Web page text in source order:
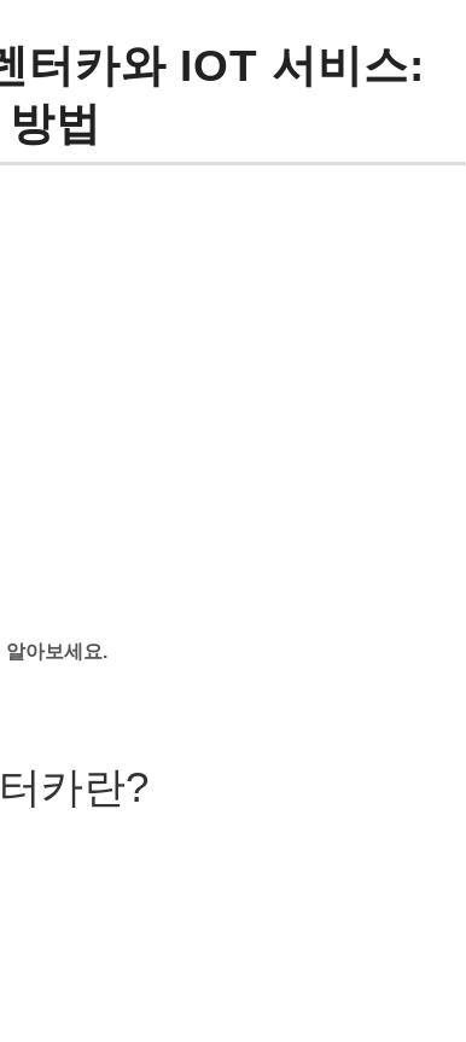
터카와 IOT 서비스:
법
아보세요.
카란?